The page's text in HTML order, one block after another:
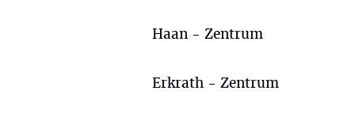
Haan - Zentrum
Erkrath - Zentrum